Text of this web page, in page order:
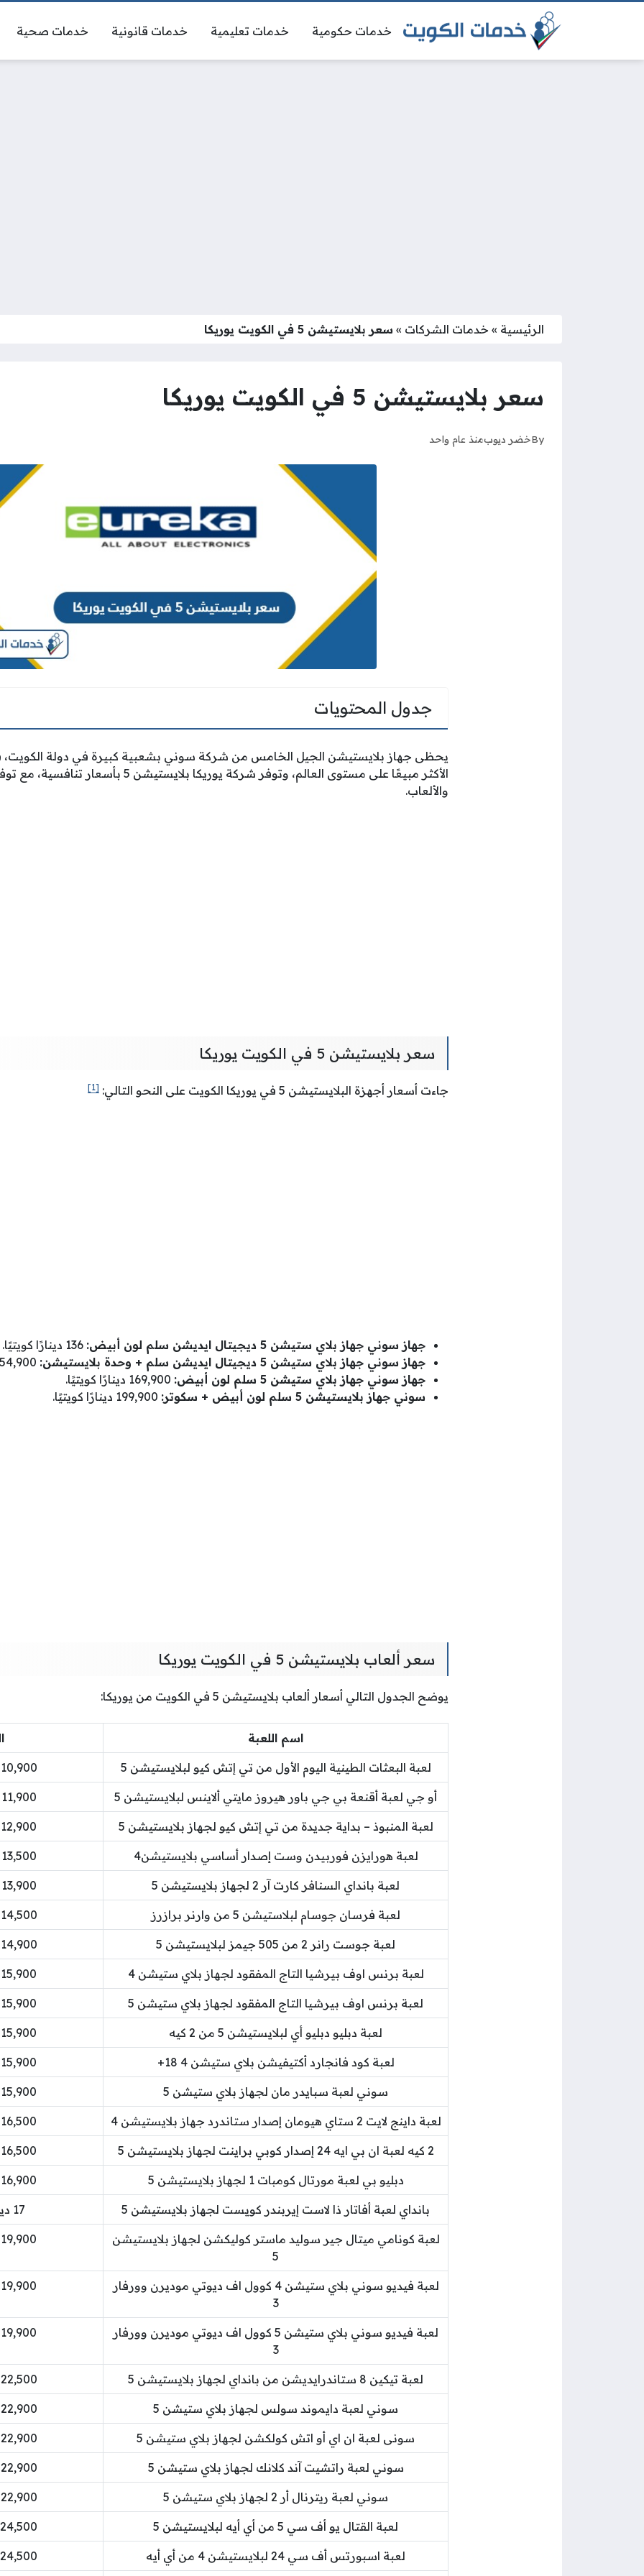
خدمات حكومية خدمات تعليمية خدمات قانونية خدمات صحية
الرئيسية » خدمات الشركات » سعر بلايستيشن 5 في الكويت يوريكا
سعر بلايستيشن 5 في الكويت يوريكا
Byخضر ديوبمنذ عام واحد
جدول المحتويات
يحظى جهاز بلايستيشن الجيل الخامس من شركة سوني بشعبية كبيرة في دولة الكويت،
الأكثر مبيعًا على مستوى العالم، وتوفر شركة يوريكا
والألعاب.
سعر بلايستيشن 5 في الكويت يوريكا
جاءت أسعار أجهزة البلايستيشن 5 في يوريكا الكويت على النحو التالي: [1]
جهاز سوني جهاز بلاي ستيشن 5 ديجيتال ايديشن سلم لون أبيض:
جهاز سوني جهاز بلاي ستيشن 5 ديجيتال ايديشن سلم + وحدة بلايستيشن:
جهاز سوني جهاز بلاي ستيشن 5 سلم لون أبيض:
سوني جهاز بلايستيشن 5 سلم لون أبيض + سكوتر
:
سعر ألعاب بلايستيشن 5 في الكويت يوريكا
يوضح الجدول التالي أسعار ألعاب بلايستيشن 5 في الكويت من يوريكا:
اسم اللعبة
لعبة البعثات الطينية اليوم الأول من تي إتش كيو لبلايستيشن 5 10,900 دينار كويتي
أو جي لعبة أقنعة بي جي باور هيروز مايتي ألاينس لبلايستيشن 5 11,900 دينار كويتي
لعبة المنبوذ – بداية جديدة من تي إتش كيو لجهاز بلايستيشن 5 12,900 دينار كويتي
لعبة هورايزن فوربيدن وست إصدار أساسي بلايستيشن4 13,500 دينار كويتي
لعبة بانداي السنافر كارت آر 2 لجهاز بلايستيشن 5 13,900 دينار كويتي
لعبة فرسان جوسام لبلاستيشن 5 من وارنر برازرز 14,500 دينار كويتي
لعبة جوست رانر 2 من 505 جيمز لبلايستيشن 5 14,900 دينار كويتي
لعبة برنس اوف بيرشيا التاج المفقود لجهاز بلاي ستيشن 4 15,900 دينار كويتي
لعبة برنس اوف بيرشيا التاج المفقود لجهاز بلاي ستيشن 5 15,900 دينار كويتي
لعبة دبليو دبليو أي لبلايستيشن 5 من 2 كيه 15,900 دينار كويتي
لعبة كود فانجارد أكتيفيشن بلاي ستيشن 4 18+ 15,900 دينار كويتي
سوني لعبة سبايدر مان لجهاز بلاي ستيشن 5 15,900 دينار كويتي
لعبة داينج لايت 2 ستاي هيومان إصدار ستاندرد جهاز بلايستيشن 4 16,500 دينار كويتي
2 كيه لعبة ان بي ايه 24 إصدار كوبي براينت لجهاز بلايستيشن 5 16,500 دينار كويتي
دبليو بي لعبة مورتال كومبات 1 لجهاز بلايستيشن 5 16,900 دينار كويتي
بانداي لعبة أفاتار ذا لاست إيربندر كويست لجهاز بلايستيشن 5 17 دينار كويتي
لعبة كونامي ميتال جير سوليد ماستر كوليكشن لجهاز بلايستيشن
5
19,900 دينار كويتي
لعبة فيديو سوني بلاي ستيشن 4 كوول اف ديوتي موديرن وورفار
3
19,900 دينار كويتي
لعبة فيديو سوني بلاي ستيشن 5 كوول اف ديوتي موديرن وورفار
3
19,900 دينار كويتي
لعبة تيكين 8 ستاندرايديشن من بانداي لجهاز بلايستيشن 5 22,500 دينار كويتي
سوني لعبة دايموند سولس لجهاز بلاي ستيشن 5 22,900 دينار كويتي
سونى لعبة ان اي أو اتش كولكشن لجهاز بلاي ستيشن 5 22,900 دينار كويتي
سوني لعبة راتشيت آند كلانك لجهاز بلاي ستيشن 5 22,900 دينار كويتي
سوني لعبة ريترنال أر 2 لجهاز بلاي ستيشن 5 22,900 دينار كويتي
لعبة القتال يو أف سي 5 من أي أيه لبلايستيشن 5 24,500 دينار كويتي
لعبة اسبورتس أف سي 24 لبلايستيشن 4 من أي أيه 24,500 دينار كويتي